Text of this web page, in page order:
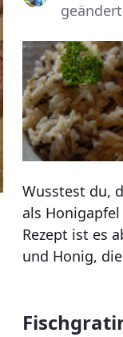
Wusstest du,
als
Rezept ist es
und Honig,